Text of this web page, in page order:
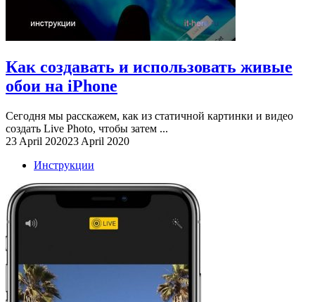
Как создавать и использовать живые
обои на iPhone
Сегодня мы расскажем, как из статичной картинки и видео
создать Live Photo, чтобы затем ...
23 April 202023 April 2020
Инструкции